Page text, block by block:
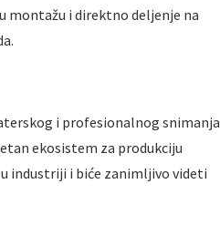
montažu i direktno deljenje na
.
i profesionalnog snimanja
ekosistem za produkciju
industriji i biće zanimljivo videti